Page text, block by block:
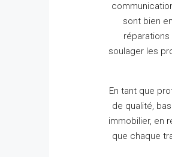
sont bien
soulager les
En tant que
de qualité,
immobilier, en
que chaque